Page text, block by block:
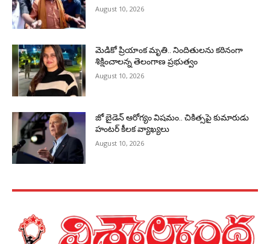
August 10, 2026
మెడికో ప్రియాంక మృతి.. నిందితులను కఠినంగా
శిక్షించాలన్న తెలంగాణ ప్రభుత్వం
August 10, 2026
జో బైడెన్ ఆరోగ్యం విషమం.. చికిత్సపై కుమారుడు
హంటర్ కీలక వ్యాఖ్యలు
August 10, 2026